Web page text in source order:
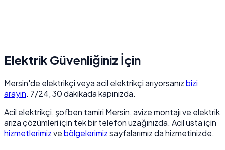
Elektrik Güvenliğiniz İçin
Mersin'de elektrikçi veya acil elektrikçi arıyorsanızbizi
arayın. 7/24, 30 dakikada kapınızda.
Acil elektrikçi, şofben tamiri Mersin, avize montajı ve elektrik
arıza çözümleri için tek bir telefon uzağınızda. Acil usta için
hizmetlerimizvebölgelerimizsayfalarımız da hizmetinizde.